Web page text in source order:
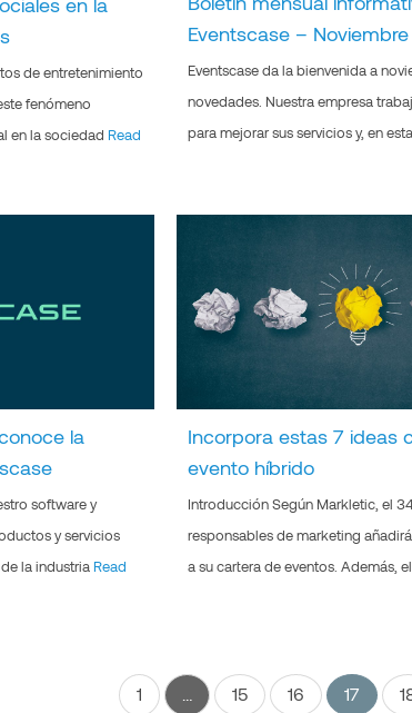
de entretenimiento
fenómeno
en la sociedad Read
Eventscase – Noviembre
Eventscase da la bienvenida a
novedades. Nuestra empresa
para mejorar sus servicios y, en esta
la
software y
y servicios
la industriaRead
Incorpora estas 7 ideas
evento híbrido
Introducción Según Markletic, el
responsables de marketing
a su cartera de eventos. Además, el
1 15 16 17